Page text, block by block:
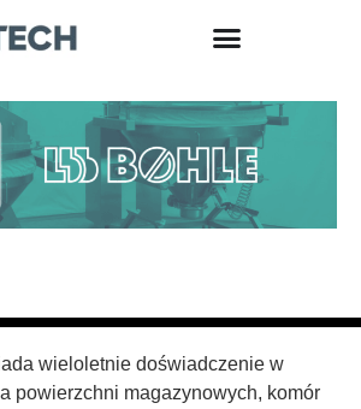
wieloletnie doświadczenie w
powierzchni magazynowych, komór